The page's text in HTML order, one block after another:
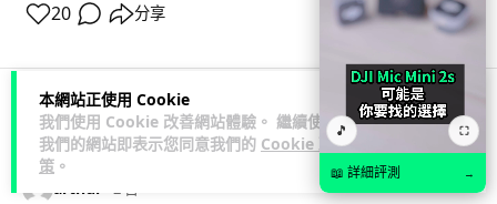
本網站正使用 Cookie
我們使用 Cookie 改善網站體驗。 繼續使用
我們的網站即表示您同意我們的 Cookie 政
策 。
20 分享
人工智能
arthur 2 日
🎵 ⛶
📖 詳細評測 →